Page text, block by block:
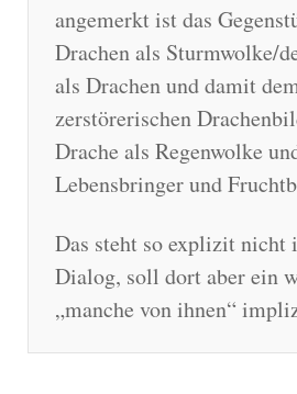
angemerkt ist das
Drachen als Sturmwolke/
als Drachen und damit
zerstörerischen
Drache als Regenwolke
Lebensbringer und
Das steht so explizit nicht
Dialog, soll dort aber ein
„manche von ihnen“